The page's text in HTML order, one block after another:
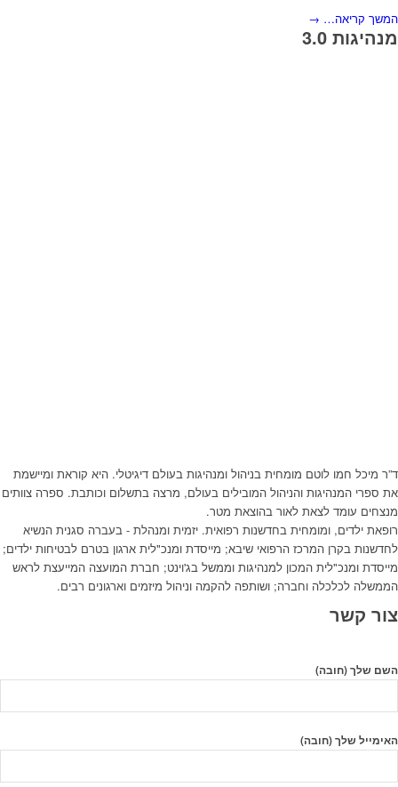
המשך קריאה… →
מנהיגות 3.0
ד”ר מיכל חמו לוטם מומחית בניהול ומנהיגות בעולם דיגיטלי. היא קוראת ומיישמת
את ספרי המנהיגות והניהול המובילים בעולם, מרצה בתשלום וכותבת. ספרה צוותים
מנצחים עומד לצאת לאור בהוצאת מטר.
רופאת ילדים, ומומחית בחדשנות רפואית. יזמית ומנהלת - בעברה סגנית הנשיא
לחדשנות בקרן המרכז הרפואי שיבא; מייסדת ומנכ"לית ארגון בטרם לבטיחות ילדים;
מייסדת ומנכ"לית המכון למנהיגות וממשל בג'וינט; חברת המועצה המייעצת לראש
הממשלה לכלכלה וחברה; ושותפה להקמה וניהול מיזמים וארגונים רבים.
צור קשר
השם שלך (חובה)
האימייל שלך (חובה)